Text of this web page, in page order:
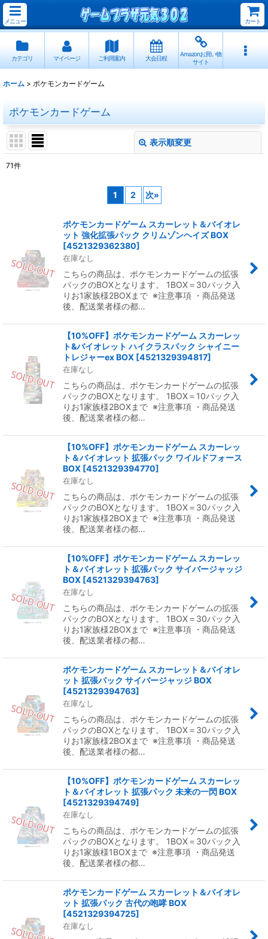
メニュー カート
カテゴリ マイページ ご利用案内 大会日程
Amazonお買い物
サイト
ホーム > ポケモンカードゲーム
ポケモンカードゲーム
表示順変更
絞り込む
71件
1 2 次»
ポケモンカードゲーム スカーレット＆バイオレ
ット 強化拡張パック クリムゾンヘイズ BOX
[4521329362380]
在庫なし
こちらの商品は、ポケモンカードゲームの拡張
パックのBOXとなります。 1BOX＝30パック入
りお1家族様2BOXまで ※注意事項 ・商品発送
後、配送業者様の都…
【10%OFF】ポケモンカードゲーム スカーレッ
ト&バイオレット ハイクラスパック シャイニー
トレジャーex BOX [4521329394817]
在庫なし
こちらの商品は、ポケモンカードゲームの拡張
パックのBOXとなります。 1BOX＝10パック入
りお1家族様2BOXまで ※注意事項 ・商品発送
後、配送業者様の都…
【10%OFF】ポケモンカードゲーム スカーレッ
ト＆バイオレット 拡張パック ワイルドフォース
BOX [4521329394770]
在庫なし
こちらの商品は、ポケモンカードゲームの拡張
パックのBOXとなります。 1BOX＝30パック入
りお1家族様2BOXまで ※注意事項 ・商品発送
後、配送業者様の都…
【10%OFF】ポケモンカードゲーム スカーレッ
ト＆バイオレット 拡張パック サイバージャッジ
BOX [4521329394763]
在庫なし
こちらの商品は、ポケモンカードゲームの拡張
パックのBOXとなります。 1BOX＝30パック入
りお1家族様2BOXまで ※注意事項 ・商品発送
後、配送業者様の都…
ポケモンカードゲーム スカーレット＆バイオレ
ット 拡張パック サイバージャッジ BOX
[4521329394763]
在庫なし
こちらの商品は、ポケモンカードゲームの拡張
パックのBOXとなります。 1BOX＝30パック入
りお1家族様2BOXまで ※注意事項 ・商品発送
後、配送業者様の都…
【10%OFF】ポケモンカードゲーム スカーレッ
ト＆バイオレット 拡張パック 未来の一閃 BOX
[4521329394749]
在庫なし
こちらの商品は、ポケモンカードゲームの拡張
パックのBOXとなります。 1BOX＝30パック入
りお1家族様1BOXまで ※注意事項 ・商品発送
後、配送業者様の都…
ポケモンカードゲーム スカーレット＆バイオレ
ット 拡張パック 古代の咆哮 BOX
[4521329394725]
在庫なし